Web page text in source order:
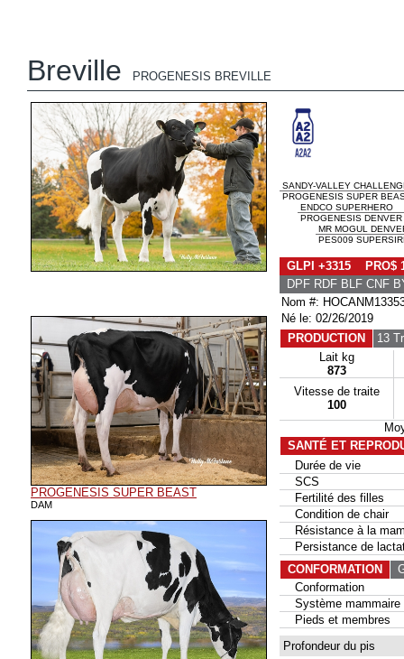
Breville PROGENESIS BREVILLE
PROGENESIS SUPER BEAST
DAM
SANDY-VALLEY
PROGENESIS SUPER
ENDCO SUPERHERO
PROGENESIS
MR MOGUL
PES009
GLPI +3315 PRO$
DPF RDF BLF CNF
Nom #:
Né le: 02/26/2019
PRODUCTION
13
Lait kg
873
Vitesse de traite
100
SANTÉ ET
Durée de vie
SCS
Fertilité des filles
Condition de chair
Résistance à la
Persistance de
CONFORMATION
Conformation
Système mammaire
Pieds et membres
Profondeur du pis